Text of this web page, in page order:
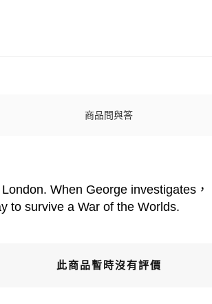
商品問與答
When George investigates
to survive a War of the Worlds.
此商品暫時沒有評價